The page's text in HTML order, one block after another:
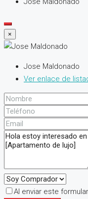
×
Jose Maldonado
Ver enlace de
Al enviar este